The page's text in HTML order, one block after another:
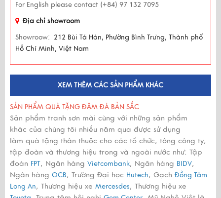
For English please contact (+84) 97 132 7095
Địa chỉ showroom
Showroow: 212 Bùi Tá Hán, Phường Bình Trưng, Thành phố
Hồ Chí Minh, Việt Nam
XEM THÊM CÁC SẢN PHẨM KHÁC
SẢN PHẨM QUÀ TẶNG ĐẬM ĐÀ BẢN SẮC
Sản phẩm tranh sơn mài cùng với những sản phẩm
khác của chúng tôi nhiều năm qua được sử dụng
làm quà tặng thân thuộc cho các tổ chức, tông công ty,
tập đoàn và thương hiệu trong và ngoài nước như: Tập
đoàn FPT, Ngân hàng Vietcombank, Ngân hàng BIDV,
Ngân hàng OCB, Trường Đại học Hutech, Gạch Đồng Tâm
Long An, Thương hiệu xe Mercesdes, Thương hiệu xe